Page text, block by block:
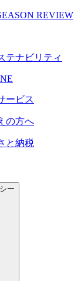
REVIEW
テナビリティ
ービス
の方へ
と納税
ー